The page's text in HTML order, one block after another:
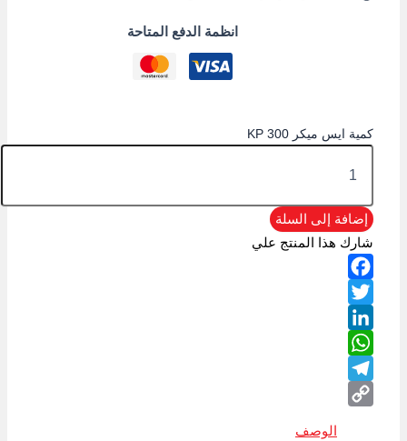
انظمة الدفع المتاحة
كمية ايس ميكر KP 300
إضافة إلى السلة
شارك هذا المنتج علي
Facebook
Twitter
LinkedIn
WhatsApp
Telegram
الوصف